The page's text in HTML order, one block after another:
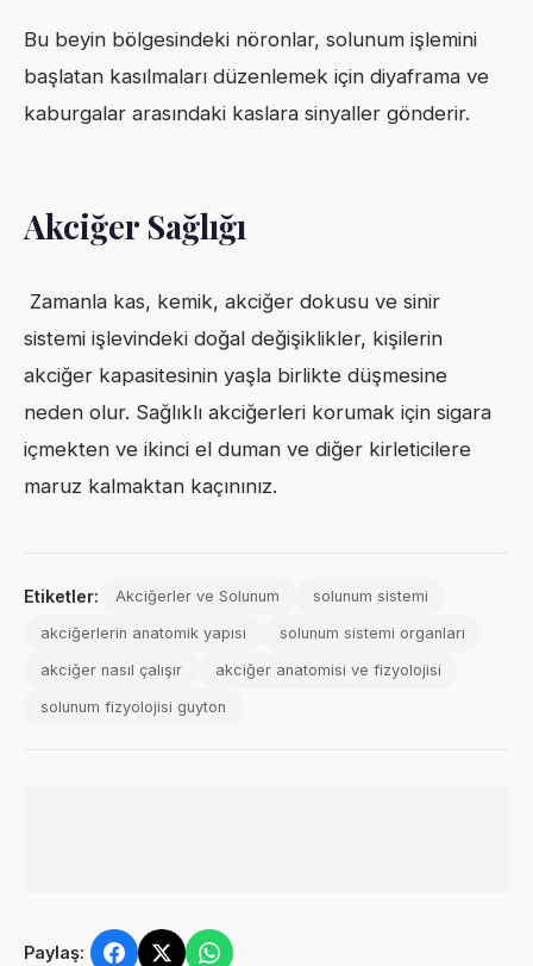
Bu beyin bölgesindeki nöronlar, solunum işlemini
başlatan kasılmaları düzenlemek için diyaframa ve
kaburgalar arasındaki kaslara sinyaller gönderir.
Akciğer Sağlığı
Zamanla kas, kemik, akciğer dokusu ve sinir
sistemi işlevindeki doğal değişiklikler, kişilerin
akciğer kapasitesinin yaşla birlikte düşmesine
neden olur. Sağlıklı akciğerleri korumak için sigara
içmekten ve ikinci el duman ve diğer kirleticilere
maruz kalmaktan kaçınınız.
Etiketler: Akciğerler ve Solunum solunum sistemi
akciğerlerin anatomik yapısı solunum sistemi organları
akciğer nasıl çalışır akciğer anatomisi ve fizyolojisi
solunum fizyolojisi guyton
Paylaş: